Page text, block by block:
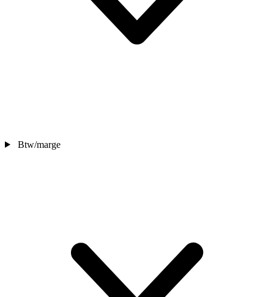
Btw/marge